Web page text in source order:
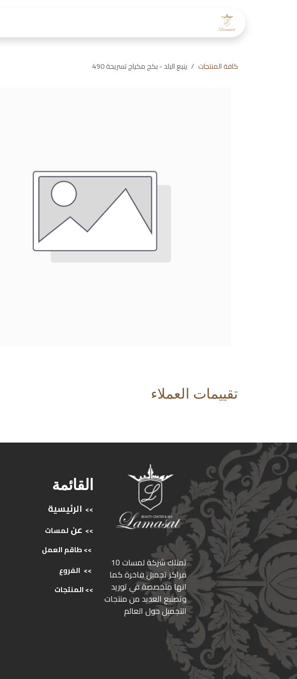
كافة المنتجات ينبع البلد - بكج مكياج تسريحة 490
تقييمات العملاء
القائمة
>> الرئيسية
>> عن لمسات
>> طاقمالعمل
>> الفروع
>>المنتجات
ﺗﻤﺘﻠﻚ ﺷﺮﻛﺔ ﻟﻤﺴﺎت 10
ﻣﺮاﻛﺰ ﺗﺠﻤﻴﻞ ﻓﺎﺧﺮة كما
انها ﻣﺘﺨﺼﺼﺔ ﻓﻲ ﺗﻮرﻳﺪ
وﺗﺼﻨﻴﻊ اﻟﻌﺪﻳﺪ ﻣﻦ ﻣﻨﺘﺠﺎت
اﻟﺘﺠﻤﻴﻞ ﺣﻮل اﻟﻌﺎﻟﻢ